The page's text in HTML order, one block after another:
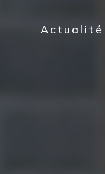
Actualité